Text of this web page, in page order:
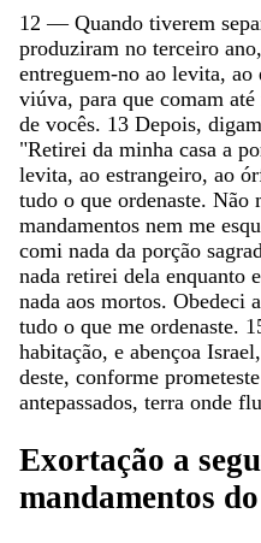
12 — Quando tiverem
produziram no terceiro ano,
entreguem-no ao levita, ao
viúva, para que comam até
de vocês. 13 Depois, digam
"Retirei da minha casa a
levita, ao estrangeiro, ao
tudo o que ordenaste. Não
mandamentos nem me
comi nada da porção
nada retirei dela enquanto
nada aos mortos. Obedeci
tudo o que me ordenaste.
habitação, e abençoa Israel,
deste, conforme prometeste
antepassados, terra onde
Exortação a
mandamentos do